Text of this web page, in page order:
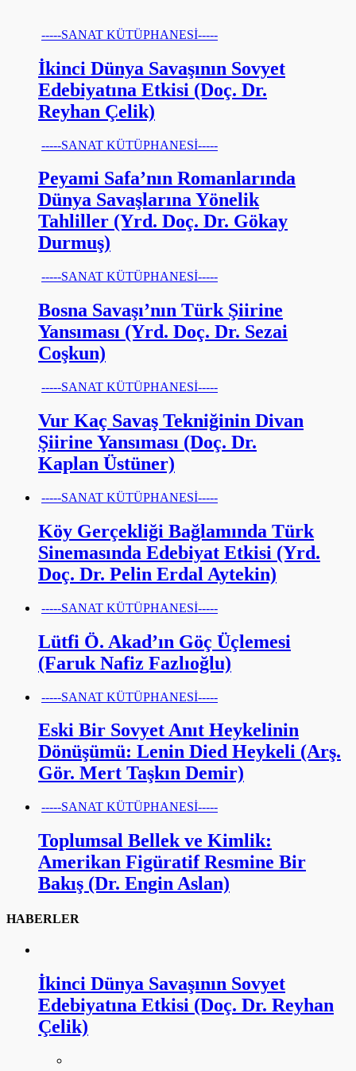
-----SANAT KÜTÜPHANESİ-----
İkinci Dünya Savaşının Sovyet
Edebiyatına Etkisi (Doç. Dr.
Reyhan Çelik)
-----SANAT KÜTÜPHANESİ-----
Peyami Safa’nın Romanlarında
Dünya Savaşlarına Yönelik
Tahliller (Yrd. Doç. Dr. Gökay
Durmuş)
-----SANAT KÜTÜPHANESİ-----
Bosna Savaşı’nın Türk Şiirine
Yansıması (Yrd. Doç. Dr. Sezai
Coşkun)
-----SANAT KÜTÜPHANESİ-----
Vur Kaç Savaş Tekniğinin Divan
Şiirine Yansıması (Doç. Dr.
Kaplan Üstüner)
-----SANAT KÜTÜPHANESİ-----
Köy Gerçekliği Bağlamında Türk
Sinemasında Edebiyat Etkisi (Yrd.
Doç. Dr. Pelin Erdal Aytekin)
-----SANAT KÜTÜPHANESİ-----
Lütfi Ö. Akad’ın Göç Üçlemesi
(Faruk Nafiz Fazlıoğlu)
-----SANAT KÜTÜPHANESİ-----
Eski Bir Sovyet Anıt Heykelinin
Dönüşümü: Lenin Died Heykeli (Arş.
Gör. Mert Taşkın Demir)
-----SANAT KÜTÜPHANESİ-----
Toplumsal Bellek ve Kimlik:
Amerikan Figüratif Resmine Bir
Bakış (Dr. Engin Aslan)
HABERLER
İkinci Dünya Savaşının Sovyet
Edebiyatına Etkisi (Doç. Dr. Reyhan
Çelik)